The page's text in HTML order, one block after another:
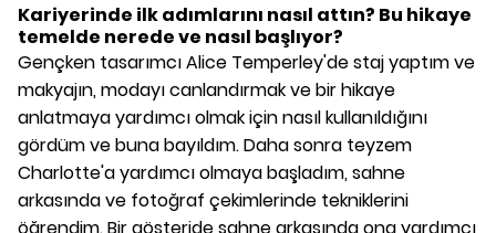
Kariyerinde ilk adımlarını nasıl attın? Bu hikaye
temelde nerede ve nasıl başlıyor?
Gençken tasarımcı Alice Temperley'de staj yaptım ve
makyajın, modayı canlandırmak ve bir hikaye
anlatmaya yardımcı olmak için nasıl kullanıldığını
gördüm ve buna bayıldım. Daha sonra teyzem
Charlotte'a yardımcı olmaya başladım, sahne
arkasında ve fotoğraf çekimlerinde tekniklerini
öğrendim. Bir gösteride sahne arkasında ona yardımcı